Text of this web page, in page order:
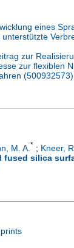
eines
zur
zur flexiblen
M. A. * ; Kneer, R.
silica